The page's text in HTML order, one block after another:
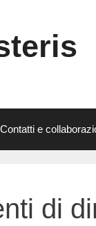
Contatti e
di